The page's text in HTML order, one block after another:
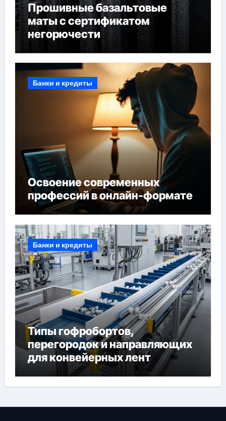
Прошивные базальтовые
маты с сертификатом
негорючести
Банки и кредиты
Освоение современных
профессий в онлайн-формате
Банки и кредиты
Типы гофробортов,
перегородок и направляющих
для конвейерных лент